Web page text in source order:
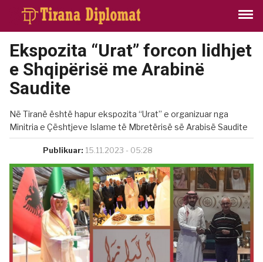
Ekspozita “Urat” forcon lidhjet
e Shqipërisë me Arabinë
Saudite
Në Tiranë është hapur ekspozita “Urat” e organizuar nga
Minitria e Çështjeve Islame të Mbretërisë së Arabisë Saudite
Publikuar: 15.11.2023 - 05:28